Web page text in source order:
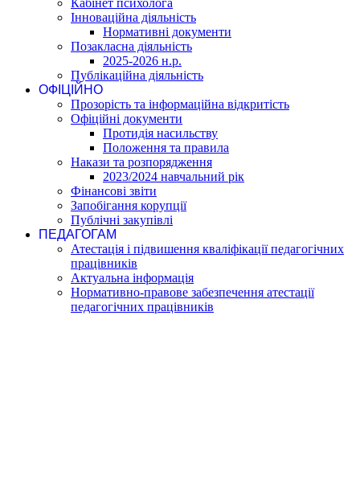
Кабінет психолога
Інноваційна діяльність
Нормативні документи
Позакласна діяльність
2025-2026 н.р.
Публікаційна діяльність
ОФІЦІЙНО
Прозорість та інформаційна відкритість
Офіційні документи
Протидія насильству
Положення та правила
Накази та розпорядження
2023/2024 навчальний рік
Фінансові звіти
Запобігання корупції
Публічні закупівлі
ПЕДАГОГАМ
Атестація і підвишення кваліфікації педагогічних
працівників
Актуальна інформація
Нормативно-правове забезпечення атестації
педагогічних працівників